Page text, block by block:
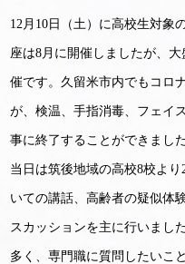
12月10日（土）に高校生対象
座は8月に開催しましたが、
催です。久留米市内でもコロ
が、検温、手指消毒、フェイ
事に終了することができました
当日は筑後地域の高校8校よ
いての講話、高齢者の疑似体
スカッションを主に行いまし
多く、専門職に質問したいこ